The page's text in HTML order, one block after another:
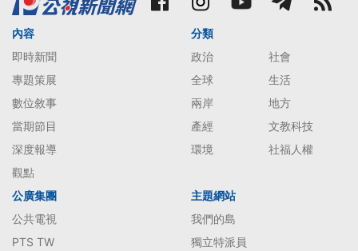
內容
即時新聞
專題策展
數位敘事
當期節目
深度報導
觀點
分類
政治
社會
全球
生活
兩岸
地方
產經
文教科技
環境
社福人權
公廣集團
公共電視
PTS TW
主題網站
我們的島
獨立特派員